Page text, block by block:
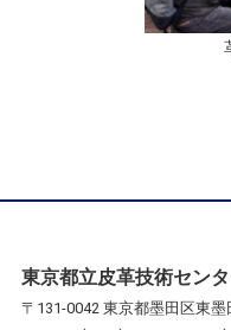
東京都立皮革技術セン
〒131-0042 東京都墨田区東